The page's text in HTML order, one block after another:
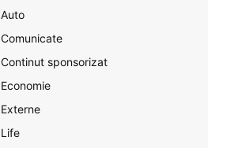
Auto
Comunicate
Continut sponsorizat
Economie
Externe
Life